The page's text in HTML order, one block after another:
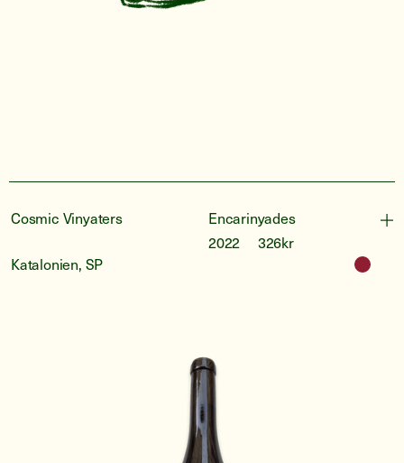
Cosmic Vinyaters
Encarinyades
326kr
2022
Katalonien, SP